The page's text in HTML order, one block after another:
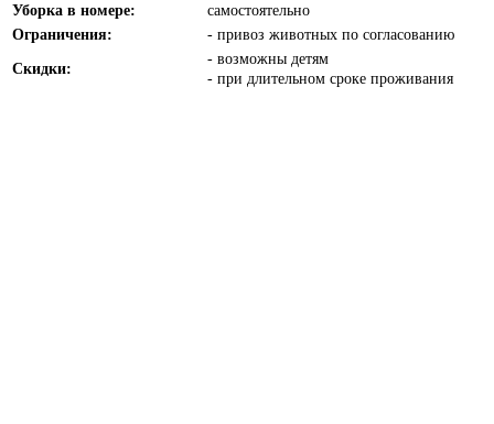
Уборка в номере:
самостоятельно
Ограничения:
- привоз животных по согласованию
Скидки:
- возможны детям
- при длительном сроке проживания